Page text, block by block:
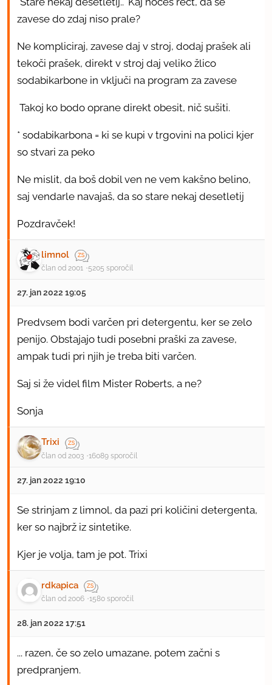
zavese do zdaj niso prale?
Ne kompliciraj, zavese daj v stroj, dodaj prašek ali
tekoči prašek, direkt v stroj daj veliko žlico
sodabikarbone in vključi na program za zavese
Takoj ko bodo oprane direkt obesit, nič sušiti.
* sodabikarbona = ki se kupi v trgovini na polici kjer
so stvari za peko
Ne mislit, da boš dobil ven ne vem kakšno belino,
saj vendarle navajaš, da so stare nekaj desetletij
Pozdravček!
limnol
član od 2001 5205 sporočil
27. jan 2022 19:05
Predvsem bodi varčen pri detergentu, ker se zelo
penijo. Obstajajo tudi posebni praški za zavese,
ampak tudi pri njih je treba biti varčen.
Saj si že videl film Mister Roberts, a ne?
Sonja
Trixi
član od 2003 16089 sporočil
27. jan 2022 19:10
Se strinjam z limnol, da pazi pri količini detergenta,
ker so najbrž iz sintetike.
Kjer je volja, tam je pot. Trixi
rdkapica
član od 2006 1580 sporočil
28. jan 2022 17:51
... razen, če so zelo umazane, potem začni s
predpranjem.